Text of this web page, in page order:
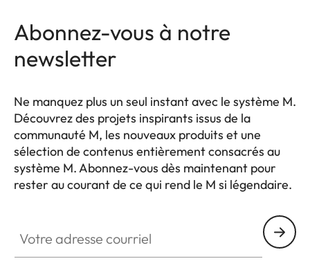
Abonnez-vous à notre
newsletter
Ne manquez plus un seul instant avec le système M.
Découvrez des projets inspirants issus de la
communauté M, les nouveaux produits et une
sélection de contenus entièrement consacrés au
système M. Abonnez-vous dès maintenant pour
rester au courant de ce qui rend le M si légendaire.